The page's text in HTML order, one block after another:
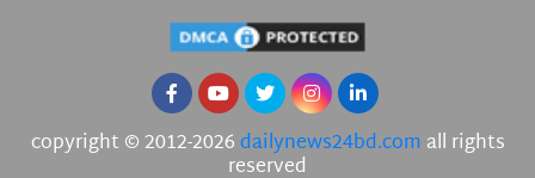
copyright © 2012-2026dailynews24bd.com all rights
reserved